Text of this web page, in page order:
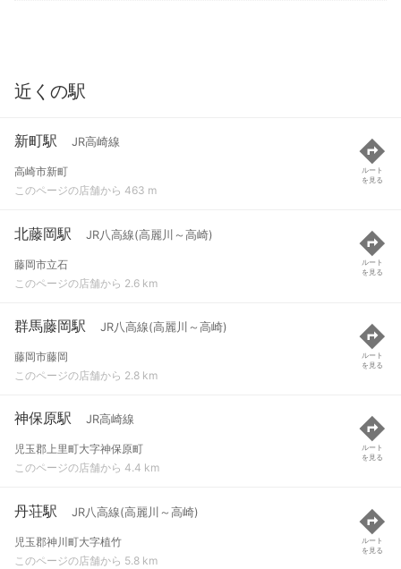
近くの駅
新町駅 JR高崎線
高崎市新町
このページの店舗から 463 m
ルート
を見る
北藤岡駅 JR八高線(高麗川～高崎)
藤岡市立石
このページの店舗から 2.6 km
ルート
を見る
群馬藤岡駅 JR八高線(高麗川～高崎)
藤岡市藤岡
このページの店舗から 2.8 km
ルート
を見る
神保原駅 JR高崎線
児玉郡上里町大字神保原町
このページの店舗から 4.4 km
ルート
を見る
丹荘駅 JR八高線(高麗川～高崎)
児玉郡神川町大字植竹
このページの店舗から 5.8 km
ルート
を見る